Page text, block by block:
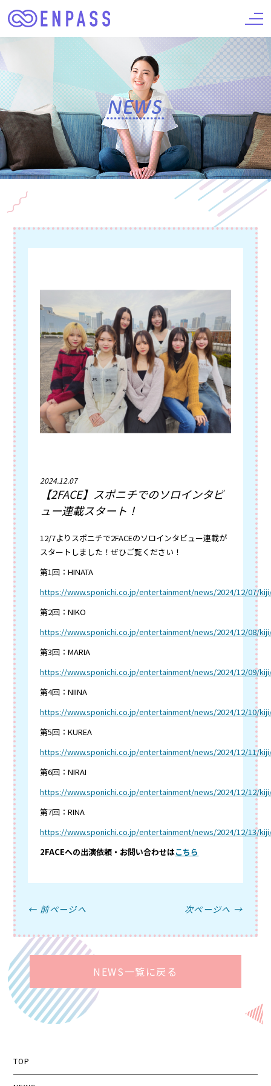
2024.12.07
【2FACE】スポニチでのソロインタビ
ュー連載スタート！
12/7よりスポニチで2FACEのソロインタビュー連載が
スタートしました！ぜひご覧ください！
第1回：HINATA
https://www.sponichi.co.jp/entertainment/news/2024/12/07/kiji/
第2回：NIKO
https://www.sponichi.co.jp/entertainment/news/2024/12/08/kiji/
第3回：MARIA
https://www.sponichi.co.jp/entertainment/news/2024/12/09/kiji/
第4回：NIINA
https://www.sponichi.co.jp/entertainment/news/2024/12/10/kiji/
第5回：KUREA
https://www.sponichi.co.jp/entertainment/news/2024/12/11/kiji/
第6回：NIRAI
https://www.sponichi.co.jp/entertainment/news/2024/12/12/kiji/
第7回：RINA
https://www.sponichi.co.jp/entertainment/news/2024/12/13/kiji/
2FACEへの出演依頼・お問い合わせはこちら
← 前ページへ 次ページへ →
NEWS一覧に戻る
TOP